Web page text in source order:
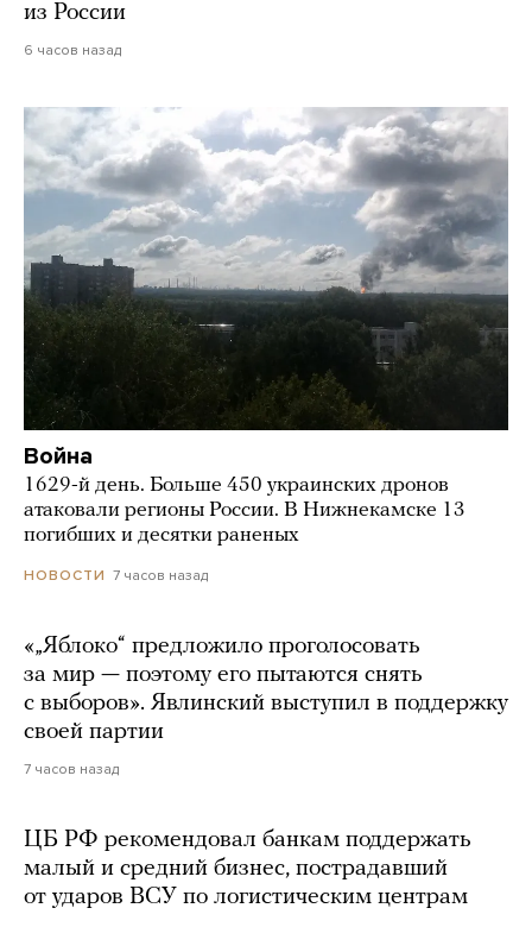
из России
6 часов назад
Война
1629-й день. Больше 450 украинских дронов
атаковали регионы России. В Нижнекамске 13
погибших и десятки раненых
НОВОСТИ 7 часов назад
«„Яблоко“ предложило проголосовать
за мир — поэтому его пытаются снять
с выборов». Явлинский выступил в поддержку
своей партии
7 часов назад
ЦБ РФ рекомендовал банкам поддержать
малый и средний бизнес, пострадавший
от ударов ВСУ по логистическим центрам